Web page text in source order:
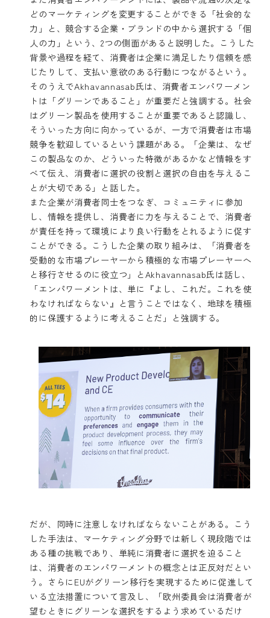
どのマーケティングを変更することができる「社会的な
力」と、競合する企業・ブランドの中から選択する「個
人の力」という、2つの側面があると説明した。こうした
背景や過程を経て、消費者は企業に満足したり信頼を感
じたりして、支払い意欲のある行動につながるという。
そのうえでAkhavannasab氏は、消費者エンパワーメン
トは「グリーンであること」が重要だと強調する。社会
はグリーン製品を使用することが重要であると認識し、
そういった方向に向かっているが、一方で消費者は市場
競争を歓迎しているという課題がある。「企業は、なぜ
この製品なのか、どういった特徴があるかなど情報をす
べて伝え、消費者に選択の役割と選択の自由を与えるこ
とが大切である」と話した。
また企業が消費者同士をつなぎ、コミュニティに参加
し、情報を提供し、消費者に力を与えることで、消費者
が責任を持って環境により良い行動をとれるように促す
ことができる。こうした企業の取り組みは、「消費者を
受動的な市場プレーヤーから積極的な市場プレーヤーへ
と移行させるのに役立つ」とAkhavannasab氏は話し、
「エンパワーメントは、単に『よし、これだ。これを使
わなければならない』と言うことではなく、地球を積極
的に保護するように考えることだ」と強調する。
だが、同時に注意しなければならないことがある。こう
した手法は、マーケティング分野では新しく現段階では
ある種の挑戦であり、単純に消費者に選択を迫ること
は、消費者のエンパワーメントの概念とは正反対だとい
う。さらにEUがグリーン移行を実現するために促進して
いる立法措置について言及し、「欧州委員会は消費者が
望むときにグリーンな選択をするよう求めているだけ